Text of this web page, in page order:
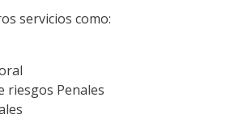
servicios como:
riesgos Penales